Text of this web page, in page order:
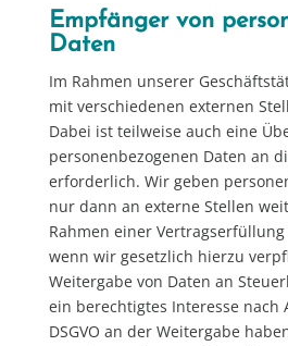
Empfänger von
Daten
Im Rahmen unserer
mit verschiedenen externen
Dabei ist teilweise auch eine
personenbezogenen Daten an
erforderlich. Wir geben
nur dann an externe Stellen
Rahmen einer
wenn wir gesetzlich hierzu
Weitergabe von Daten an
ein berechtigtes Interesse nach
DSGVO an der Weitergabe